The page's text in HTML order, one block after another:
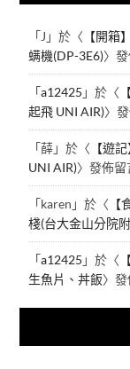
「J 」於〈 【開箱
螨機(DP-3E6)〉
「a12425 」於〈
起飛 UNI AIR)〉
「薛」於〈 【遊
UNI AIR)〉發佈留
「karen 」於〈
棧(台大金山分院
「a12425 」於〈
生魚片、丼飯〉